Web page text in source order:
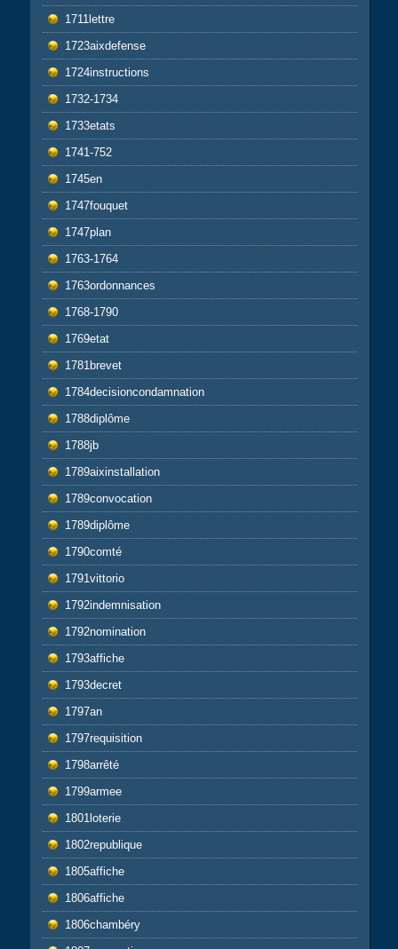
1711lettre
1723aixdefense
1724instructions
1732-1734
1733etats
1741-752
1745en
1747fouquet
1747plan
1763-1764
1763ordonnances
1768-1790
1769etat
1781brevet
1784decisioncondamnation
1788diplôme
1788jb
1789aixinstallation
1789convocation
1789diplôme
1790comté
1791vittorio
1792indemnisation
1792nomination
1793affiche
1793decret
1797an
1797requisition
1798arrêté
1799armee
1801loterie
1802republique
1805affiche
1806affiche
1806chambéry